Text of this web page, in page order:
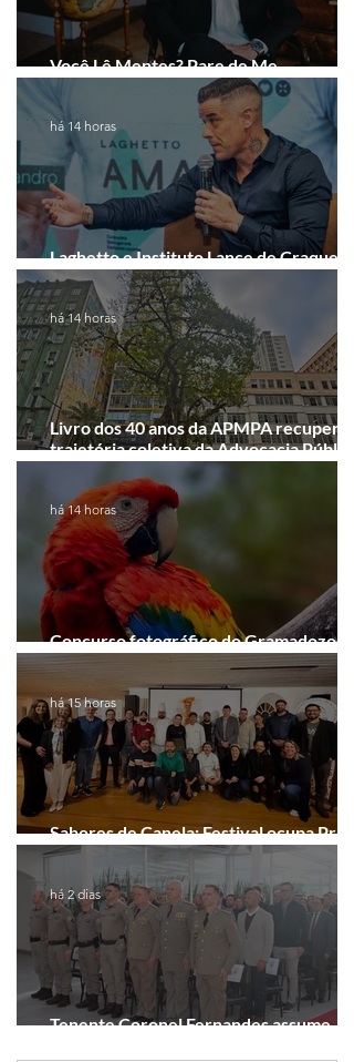
Você Lê Mentes? Pare de Me
Laghetto e Instituto Lance de Craque
firmam parceria em Porto Alegre
há 14 horas
Livro dos 40 anos da APMPA recupera a
trajetória coletiva da Advocacia Pública
há 14 horas
Concurso fotográfico do Gramadozoo
entra na reta final de inscrições
há 14 horas
Sabores de Canela: Festival ocupa Praça
João Corrêa em setembro
há 15 horas
Tenente Coronel Fernandes assume
há 2 dias